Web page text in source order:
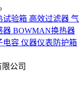
试验箱 高效过滤器 气
器 BOWMAN换热器
电容 仪器仪表防护箱
公司